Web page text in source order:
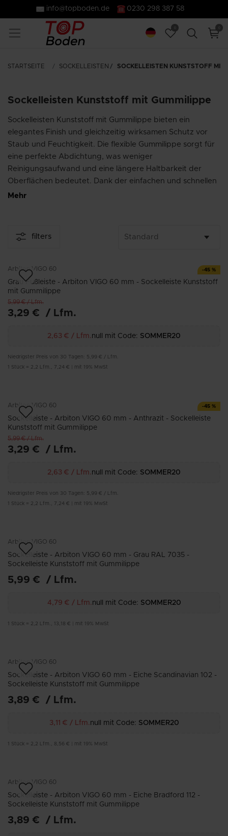
info@topboden.de 0230 298 387 58
STARTSEITE SOCKELLEISTEN SOCKELLEISTEN KUNSTSTOFF MIT
Sockelleisten Kunststoff mit Gummilippe
Sockelleisten Kunststoff mit Gummilippe bieten ein
elegantes Finish und gleichzeitig wirksamen Schutz vor
Staub und Feuchtigkeit. Die flexible Gummilippe sorgt für
eine perfekte Abdichtung, was weniger
Reinigungsaufwand und eine längere Haltbarkeit der
Oberflächen bedeutet. Dank der einfachen und schnellen
Montage sparen Sie Zeit, während robuste Materialien
Ästhetik verbindet, und genießen Sie eine perfekte
Mehr
filters
-45 %
Arbiton VIGO 60
Grau Fußleiste - Arbiton VIGO 60 mm - Sockelleiste Kunststoff
mit Gummilippe
5,99 €/Lfm.
3,29 € / Lfm.
2,63 € / Lfm. null mit Code: SOMMER20
Niedrigster Preis von 30 Tagen: 5,99 € /
Lfm.
Stück = 2,2 Lfm. 7,24 € mit 19% MwSt
-45 %
Arbiton VIGO 60
Sockelleiste - Arbiton VIGO 60 mm - Anthrazit - Sockelleiste
Kunststoff mit Gummilippe
5,99 €/Lfm.
3,29 € / Lfm.
2,63 € / Lfm. null mit Code: SOMMER20
Niedrigster Preis von 30 Tagen: 5,99 € /
Lfm.
Stück = 2,2 Lfm. 7,24 € mit 19% MwSt
Arbiton VIGO 60
Sockelleiste - Arbiton VIGO 60 mm - Grau RAL 7035 -
Sockelleiste Kunststoff mit Gummilippe
5,99 € / Lfm.
4,79 € / Lfm. null mit Code: SOMMER20
Stück = 2,2 Lfm. 13,18 € mit 19% MwSt
Arbiton VIGO 60
Sockelleiste - Arbiton VIGO 60 mm - Eiche Scandinavian 102 -
Sockelleiste Kunststoff mit Gummilippe
3,89 € / Lfm.
3,11 € / Lfm. null mit Code: SOMMER20
Stück = 2,2 Lfm. 8,56 € mit 19% MwSt
Arbiton VIGO 60
Sockelleiste - Arbiton VIGO 60 mm - Eiche Bradford 112 -
Sockelleiste Kunststoff mit Gummilippe
3,89 € / Lfm.